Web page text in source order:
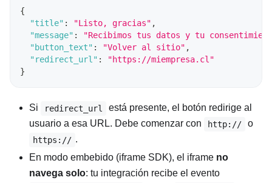
{
"title" : "Listo, gracias" ,
"message" :
"Recibimos tus datos y tu
"button_text" : "Volver al sitio" ,
"redirect_url" :
"https://miempresa.cl"
}
Si redirect_url
está presente, el botón redirige al
usuario a esa URL. Debe comenzar con
http:// o
https:// .
En modo embebido (iframe SDK), el iframe no
navega solo: tu integración recibe el evento